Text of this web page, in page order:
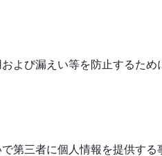
よび漏えい等を防止するた
第三者に個人情報を提供する